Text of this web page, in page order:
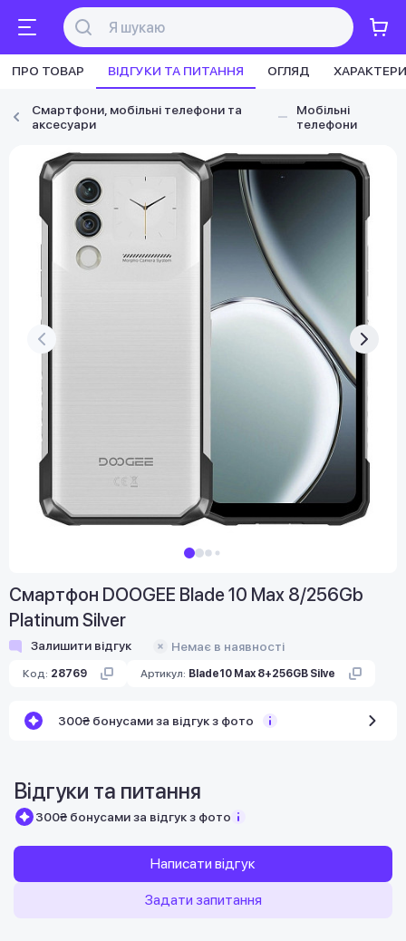
ПРО ТОВАР ВІДГУКИ ТА ПИТАННЯ ОГЛЯД
Смартфони, мобільні телефони та
аксесуари
Мобільні
телефони
Смартфон DOOGEE Blade 10 Max 8/256Gb
Platinum Silver
Залишити відгук Немає в наявності
Код: 28769 Артикул: Blade10 Max 8+256GB Silve
300₴ бонусами за відгук з фото
Відгуки та питання
300₴ бонусами за відгук з фото
Написати відгук
Задати запитання